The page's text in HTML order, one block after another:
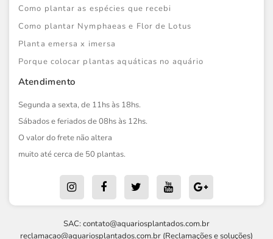
Como plantar as espécies que recebi
Como plantar Nymphaeas e Flor de Lotus
Planta emersa x imersa
Porque colocar plantas aquáticas no aquário
Atendimento
Segunda a sexta, de 11hs às 18hs.
Sábados e feriados de 08hs às 12hs.
O valor do frete não altera
muito até cerca de 50 plantas.
SAC: contato@aquariosplantados.com.br
reclamacao@aquariosplantados.com.br (Reclamações e soluções)